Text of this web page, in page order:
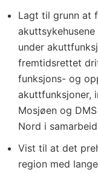
Lagt til grunn at
under
fremtidsrettet
funksjons- og
akuttfunksjoner,
Mosjøen og
Nord i
Vist til at det
region med